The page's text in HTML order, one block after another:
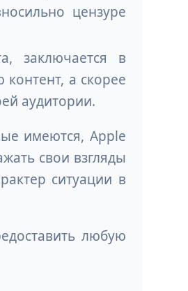
цензуре
заключается в
а скорее
аудитории.
имеются, Apple
свои взгляды
ситуации в
любую